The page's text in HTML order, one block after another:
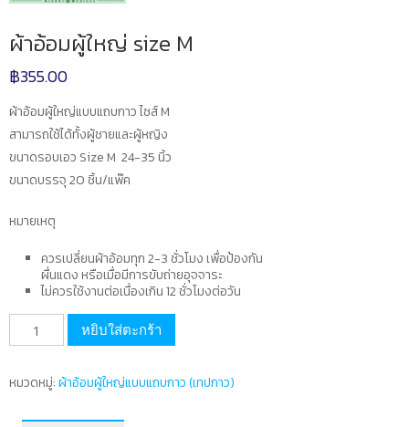
ผ้าอ้อมผู้ใหญ่ size M
฿355.00
ผ้าอ้อมผู้ใหญ่แบบแถบกาว ไซส์ M
สามารถใช้ได้ทั้งผู้ชายและผู้หญิง
ขนาดรอบเอว Size M 24-35 นิ้ว
ขนาดบรรจุ 20 ชิ้น/แพ๊ค
หมายเหตุ
ควรเปลี่ยนผ้าอ้อมทุก 2-3 ชั่วโมง เพื่อป้องกัน
ผื่นแดง หรือเมื่อมีการขับถ่ายอุจจาระ
ไม่ควรใช้งานต่อเนื่องเกิน 12 ชั่วโมงต่อวัน
จำนวน
ผ้า
ผู้ใหญ่
size
หยิบใส่ตะกร้า
หมวดหมู่:ผ้าอ้อมผู้ใหญ่แบบแถบกาว (เทปกาว)